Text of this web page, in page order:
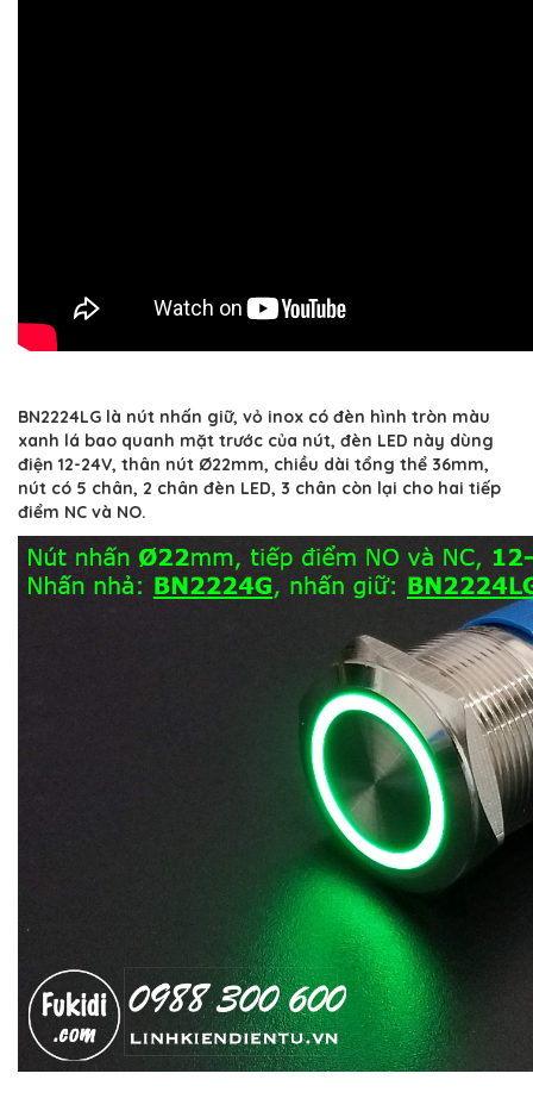
BN2224LG là nút nhấn giữ, vỏ inox có đèn hình tròn màu
xanh lá bao quanh mặt trước của nút, đèn LED này dùng
điện 12-24V, thân nút Ø22mm, chiều dài tổng thể 36mm,
nút có 5 chân, 2 chân đèn LED, 3 chân còn lại cho hai tiếp
điểm NC và NO.